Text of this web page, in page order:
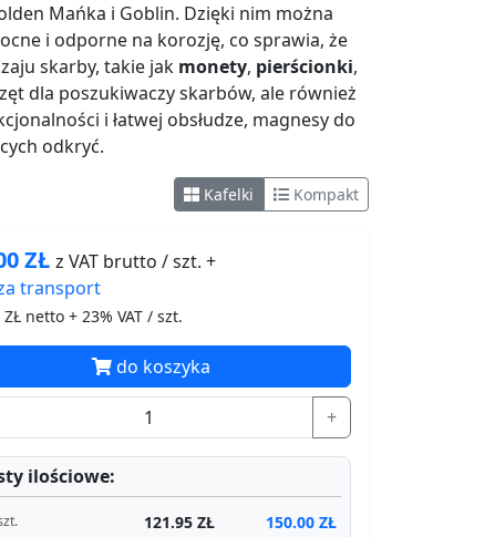
Mańka i Goblin. Dzięki nim można
i odporne na korozję, co sprawia, że
skarby, takie jak monety, pierścionki,
dla poszukiwaczy skarbów, ale również
i łatwej obsłudze, magnesy do
odkryć.
Kafelki Kompakt
ZŁ z VAT brutto / szt. +
transport
ZŁ netto + 23% VAT / szt.
+
do koszyka
ilościowe:
121.95 ZŁ 150.00 ZŁ